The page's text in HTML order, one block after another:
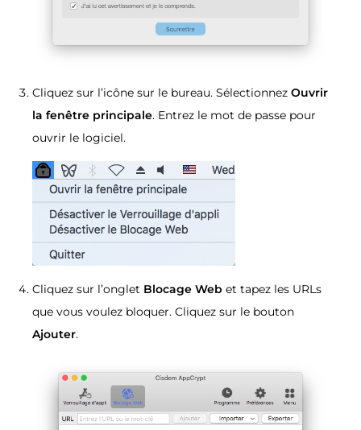
Cliquez sur l’icône sur le bureau. Sélectionnez Ouvrir
la fenêtre principale. Entrez le mot de passe pour
ouvrir le logiciel.
Cliquez sur l’onglet Blocage Web et tapez les URLs
que vous voulez bloquer. Cliquez sur le bouton
Ajouter.